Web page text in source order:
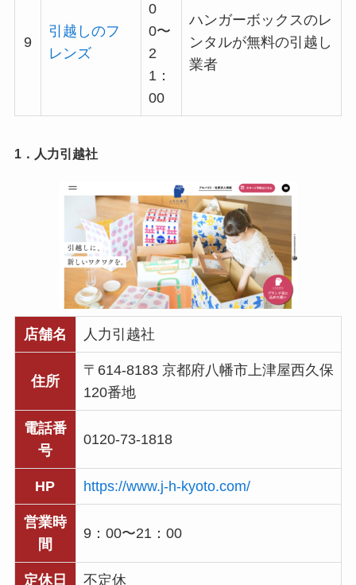
9
引越しのフ
レンズ
0
0〜
2
1：
00
ハンガーボックスのレ
ンタルが無料の引越し
業者
1．人力引越社
店舗名 人力引越社
住所
〒614-8183 京都府八幡市上津屋西久保
120番地
電話番
号
0120-73-1818
HP https://www.j-h-kyoto.com/
営業時
間
9：00〜21：00
定休日 不定休